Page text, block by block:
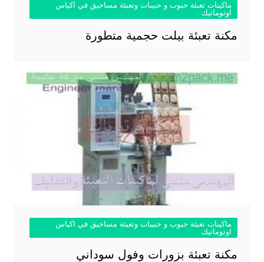
ماكينات تعبئة حبوب و حبيبات وتعبئة مساحيق في اكياس
اوتوماتيك
مكنة تعبئة بيلت حجمية متطورة
ماكينات تعبئة حبوب و حبيبات وتعبئة مساحيق في اكياس
اوتوماتيك
مكنة تعبئة بزورات وفول سوداني